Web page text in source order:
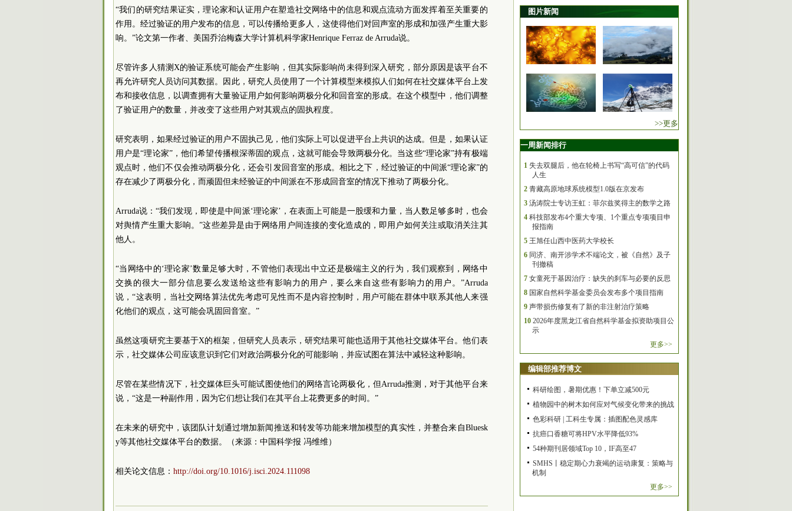
“我们的研究结果证实，理论家和认证用户在塑造社交网络中的信息和观点流动方面发挥着至关重要的
作用。经过验证的用户发布的信息，可以传播给更多人，这使得他们对回声室的形成和加强产生重大影
响。”论文第一作者、美国乔治梅森大学计算机科学家Henrique Ferraz de Arruda说。
尽管许多人猜测X的验证系统可能会产生影响，但其实际影响尚未得到深入研究，部分原因是该平台不
再允许研究人员访问其数据。因此，研究人员使用了一个计算模型来模拟人们如何在社交媒体平台上发
布和接收信息，以调查拥有大量验证用户如何影响两极分化和回音室的形成。在这个模型中，他们调整
了验证用户的数量，并改变了这些用户对其观点的固执程度。
研究表明，如果经过验证的用户不固执己见，他们实际上可以促进平台上共识的达成。但是，如果认证
用户是“理论家”，他们希望传播根深蒂固的观点，这就可能会导致两极分化。当这些“理论家”持有极端
观点时，他们不仅会推动两极分化，还会引发回音室的形成。相比之下，经过验证的中间派“理论家”的
存在减少了两极分化，而顽固但未经验证的中间派在不形成回音室的情况下推动了两极分化。
Arruda说：“我们发现，即使是中间派‘理论家’，在表面上可能是一股缓和力量，当人数足够多时，也会
对舆情产生重大影响。”这些差异是由于网络用户间连接的变化造成的，即用户如何关注或取消关注其
他人。
“当网络中的‘理论家’数量足够大时，不管他们表现出中立还是极端主义的行为，我们观察到，网络中
交换的很大一部分信息要么发送给这些有影响力的用户，要么来自这些有影响力的用户。”Arruda
说，“这表明，当社交网络算法优先考虑可见性而不是内容控制时，用户可能在群体中联系其他人来强
化他们的观点，这可能会巩固回音室。”
虽然这项研究主要基于X的框架，但研究人员表示，研究结果可能也适用于其他社交媒体平台。他们表
示，社交媒体公司应该意识到它们对政治两极分化的可能影响，并应试图在算法中减轻这种影响。
尽管在某些情况下，社交媒体巨头可能试图使他们的网络言论两极化，但Arruda推测，对于其他平台来
说，“这是一种副作用，因为它们想让我们在其平台上花费更多的时间。”
在未来的研究中，该团队计划通过增加新闻推送和转发等功能来增加模型的真实性，并整合来自Bluesk
y等其他社交媒体平台的数据。（来源：中国科学报 冯维维）
相关论文信息： http://doi.org/10.1016/j.isci.2024.111098
图片新闻
>>更多
一周新闻排行
1 失去双腿后，他在轮椅上书写“高可信”的代码
人生
2 青藏高原地球系统模型1.0版在京发布
3 汤涛院士专访王虹：菲尔兹奖得主的数学之路
4 科技部发布4个重大专项、1个重点专项项目申
报指南
5 王旭任山西中医药大学校长
6 同济、南开涉学术不端论文，被《自然》及子
刊撤稿
7 女童死于基因治疗：缺失的刹车与必要的反思
8 国家自然科学基金委员会发布多个项目指南
9 声带损伤修复有了新的非注射治疗策略
10 2026年度黑龙江省自然科学基金拟资助项目公
示
更多>>
编辑部推荐博文
科研绘图，暑期优惠！下单立减500元
植物园中的树木如何应对气候变化带来的挑战
色彩科研 | 工科生专属：插图配色灵感库
抗癌口香糖可将HPV水平降低93%
54种期刊居领域Top 10，IF高至47
SMHS丨稳定期心力衰竭的运动康复：策略与
机制
更多>>